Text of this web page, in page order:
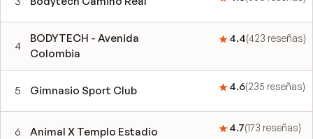
4
BODYTECH - Avenida
Colombia
4.4(423 reseñas)
5 Gimnasio Sport Club 4.6(235 reseñas)
6 Animal X Templo Estadio 4.7(173 reseñas)